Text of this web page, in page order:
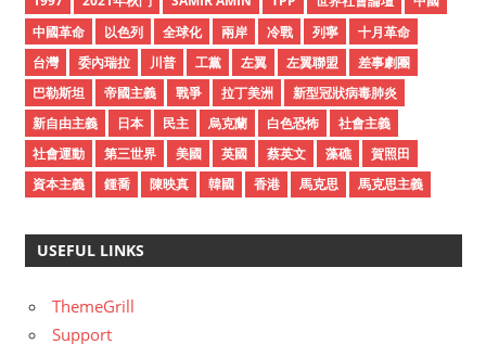
v
e
s
中國革命
以色列 全球化 兩岸 冷戰 列寧
十月革命
台灣
委內瑞拉 川普 工黨 左翼 左翼聯盟
差事劇團
巴勒斯坦
帝國主義 戰爭 拉丁美洲
新型冠狀病毒肺炎
新自由主義
日本 民主 烏克蘭 白色恐怖
社會主義
社會運動
第三世界 美國 英國 蔡英文 藻礁
賀照田
資本主義
鍾喬 陳映真 韓國 香港 馬克思 馬克思主義
USEFUL LINKS
ThemeGrill
Support